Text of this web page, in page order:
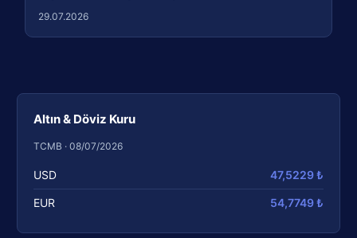
Altın & Döviz Kuru
TCMB · 08/07/2026
USD 47,5229 ₺
EUR 54,7749 ₺
29.07.2026